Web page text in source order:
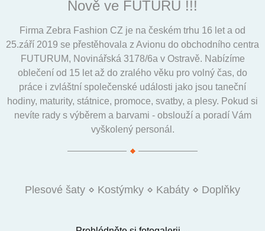
Nově ve FUTURU !!!
Firma Zebra Fashion CZ je na českém trhu 16 let a od
25.září 2019 se přestěhovala z Avionu do obchodního centra
FUTURUM, Novinářská 3178/6a v Ostravě. Nabízíme
oblečení od 15 let až do zralého věku pro volný čas, do
práce i zvláštní společenské události jako jsou taneční
hodiny, maturity, státnice, promoce, svatby, a plesy. Pokud si
nevíte rady s výběrem a barvami - obslouží a poradí Vám
vyškolený personál.